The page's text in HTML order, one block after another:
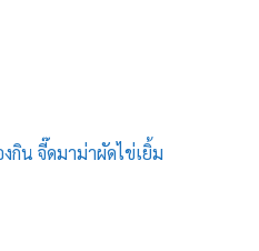
กิน จี๊ดมาม่าผัดไข่เยิ้ม